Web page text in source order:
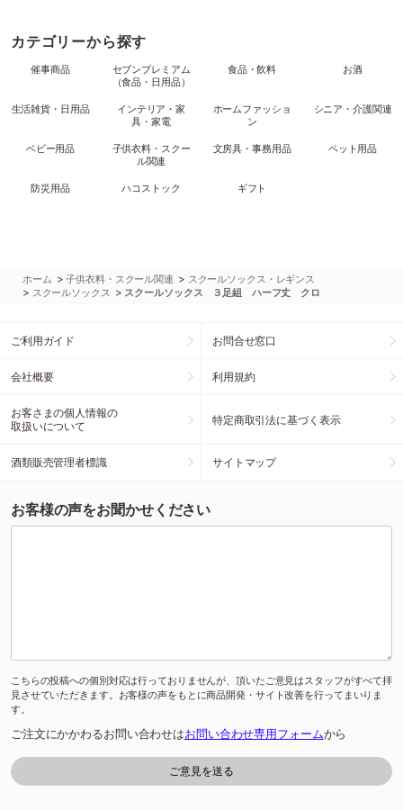
カテゴリーから探す
催事商品
セブンプレミアム
（食品・日用品）
食品・飲料 お酒
生活雑貨・日用品
インテリア・家
具・家電
ホームファッショ
ン
シニア・介護関連
ベビー用品
子供衣料・スクー
ル関連
文房具・事務用品 ペット用品
防災用品 ハコストック ギフト
ホーム >子供衣料・スクール関連 > スクールソックス・レギンス
> スクールソックス > スクールソックス ３足組 ハーフ丈 クロ
ご利用ガイド お問合せ窓口
会社概要 利用規約
お客さまの個人情報の
取扱いについて
特定商取引法に基づく表示
酒類販売管理者標識 サイトマップ
お客様の声をお聞かせください
こちらの投稿への個別対応は行っておりませんが、頂いたご意見はスタッフがすべて拝
見させていただきます。お客様の声をもとに商品開発・サイト改善を行ってまいりま
す。
ご注文にかかわるお問い合わせはお問い合わせ専用フォームから